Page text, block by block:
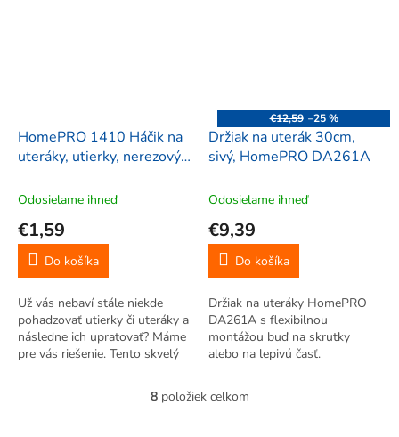
HomePRO 1410 Háčik na
uteráky, utierky, nerezový,
Odosielame ihneď
€1,59
Do košíka
Už vás nebaví stále niekde
pohadzovať utierky či uteráky a
následne ich upratovať? Máme
pre vás riešenie. Tento skvelý
HomePRO 1410 vám zapadne
rýchlo do domácnosti a uvidíte
€12,59 –25 %
Držiak na uterák 30cm,
sivý, HomePRO DA261A
Odosielame ihneď
€9,39
Do košíka
Držiak na uteráky HomePRO
DA261A s flexibilnou
montážou buď na skrutky
alebo na lepivú časť.
O
8položiek celkom